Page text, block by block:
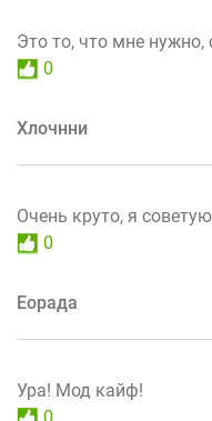
Это то, что мне нужно,
0
Хлочнни
Очень круто, я
0
Еорада
Ура! Мод кайф!